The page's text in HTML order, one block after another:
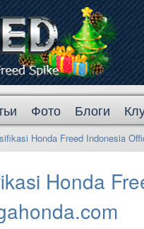
Фото Блоги
Honda Freed Indonesia
Honda